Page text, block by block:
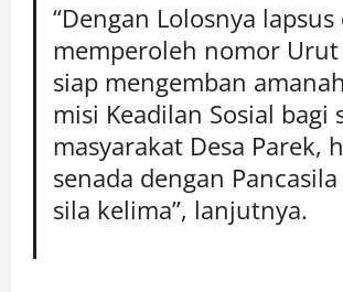
“Dengan Lolosnya lapsus
memperoleh nomor Urut
siap mengemban
misi Keadilan Sosial bagi
masyarakat Desa Parek,
senada dengan
sila kelima”, lanjutnya.